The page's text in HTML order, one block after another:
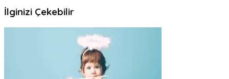
İlginizi Çekebilir